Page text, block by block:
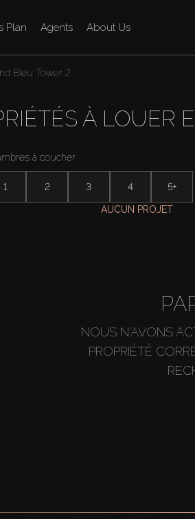
Plan Agents About Us
Bleu Tower 2
À LOUER
à coucher
1 2 3 4 5+
AUCUN PROJET
NOUS N'AVONS
PROPRIÉTÉ